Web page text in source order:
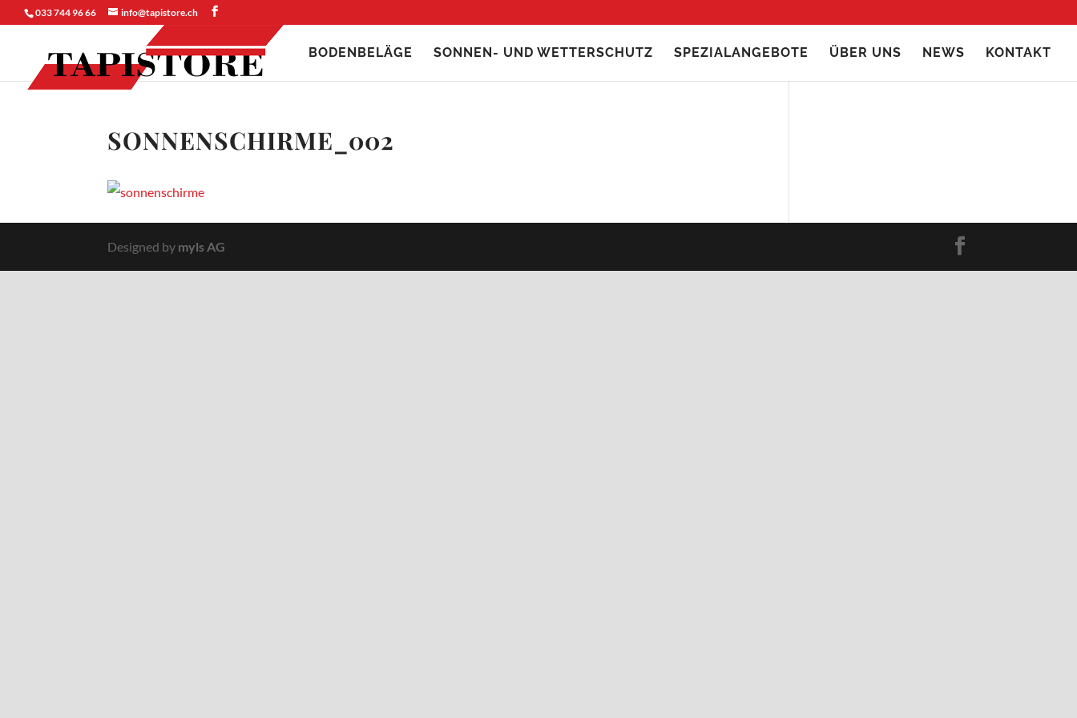
033 744 96 66 info@tapistore.ch
BODENBELÄGE SONNEN- UND WETTERSCHUTZ SPEZIALANGEBOTE ÜBER UNS NEWS KONTAKT
SONNENSCHIRME_002
Designed by myls AG